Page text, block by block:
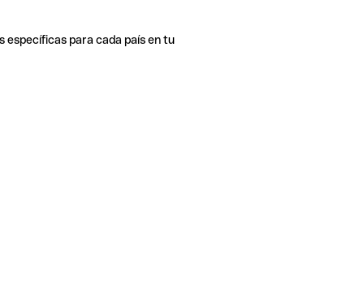
específicas para cada país en tu